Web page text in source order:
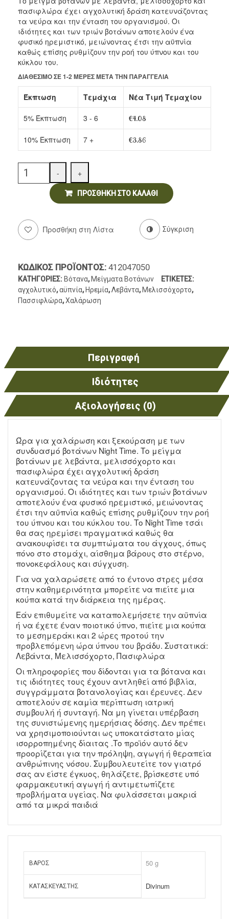
Αρτοσκευάσματα
Ντελικατέσεν
Νιφάδες & Σπόροι Δημητριακών
πασιφλώρα έχει αγχολυτική δράση κατευνάζοντας
τα νεύρα και την ένταση του οργανισμού. Οι
ιδιότητες και των τριών βοτάνων αποτελούν ένα
φυσικό ηρεμιστικό, μειώνοντας έτσι την αϋπνία
καθώς επίσης ρυθμίζουν την ροή του ύπνου και του
κύκλου του.
ΔΙΑΘΈΣΙΜΟ ΣΕ 1-2 ΜΈΡΕΣ ΜΕΤΆ ΤΗΝ ΠΑΡΑΓΓΕΛΊΑ
Έκπτωση Τεμάχια Νέα Τιμή Τεμαχίου
5% Έκπτωση 3 - 6 €4.08
10% Έκπτωση 7 + €3.86
- +
ΠΡΟΣΘΉΚΗ ΣΤΟ ΚΑΛΆΘΙ
Προσθήκη στη Λίστα Σύγκριση
ΚΩΔΙΚΌΣ ΠΡΟΪΌΝΤΟΣ: 412047050
ΚΑΤΗΓΟΡΊΕΣ: Βότανα, Μείγματα Βοτάνων
ΕΤΙΚΈΤΕΣ:
αγχολυτικό,αϋπνία, Ηρεμία,Λεβάντα, Μελισσόχορτο,
Πασσιφλώρα,Χαλάρωση
Περιγραφή
Ιδιότητες
Αξιολογήσεις (0)
Ώρα για χαλάρωση και ξεκούραση με των
συνδυασμό βοτάνων Night Time. Το μείγμα
βοτάνων με λεβάντα, μελισσόχορτο και
πασιφλώρα έχει αγχολυτική δράση
κατευνάζοντας τα νεύρα και την ένταση του
οργανισμού. Οι ιδιότητες και των τριών βοτάνων
αποτελούν ένα φυσικό ηρεμιστικό, μειώνοντας
έτσι την αϋπνία καθώς επίσης ρυθμίζουν την ροή
του ύπνου και του κύκλου του. Το Night Time τσάι
θα σας ηρεμίσει πραγματικά καθώς θα
ανακουφίσει τα συμπτώματα του άγχους, όπως
πόνο στο στομάχι, αίσθημα βάρους στο στέρνο,
πονοκεφάλους και σύγχυση.
Για να χαλαρώσετε από το έντονο στρες μέσα
στην καθημερινότητα μπορείτε να πιείτε μια
κούπα κατά την διάρκεια της ημέρας.
Εάν επιθυμείτε να καταπολεμήσετε την αϋπνία
ή να έχετε έναν ποιοτικό ύπνο, πιείτε μια κούπα
το μεσημεράκι και 2 ώρες προτού την
προβλεπόμενη ώρα ύπνου του βράδυ. Συστατικά:
Λεβάντα, Μελισσόχορτο, Πασιφλώρα
Οι πληροφορίες που δίδονται για τα βότανα και
τις ιδιότητες τους έχουν αντληθεί από βιβλία,
συγγράμματα βοτανολογίας και έρευνες. Δεν
αποτελούν σε καμία περίπτωση ιατρική
συμβουλή ή συνταγή. Να μη γίνεται υπέρβαση
της συνιστώμενης ημερήσιας δόσης. Δεν πρέπει
να χρησιμοποιούνται ως υποκατάστατο μίας
ισορροπημένης δίαιτας .Το προϊόν αυτό δεν
προορίζεται για την πρόληψη, αγωγή ή θεραπεία
ανθρώπινης νόσου. Συμβουλευτείτε τον γιατρό
σας αν είστε έγκυος, θηλάζετε, βρίσκεστε υπό
φαρμακευτική αγωγή ή αντιμετωπίζετε
προβλήματα υγείας. Να φυλάσσεται μακριά
από τα μικρά παιδιά
ΒΆΡΟΣ 50 g
ΚΑΤΑΣΚΕΥΑΣΤΉΣ Divinum